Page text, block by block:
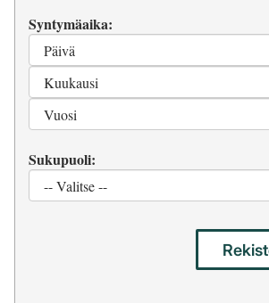
Syntymäaika:
Sukupuoli: